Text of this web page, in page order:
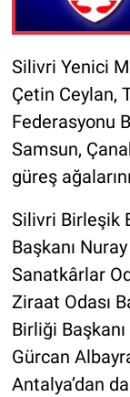
Silivri Yenici
Çetin Ceylan,
Federasyonu
Samsun,
güreş
Silivri Birleşik
Başkanı
Sanatkârlar
Ziraat Odası
Birliği
Gürcan
Antalya’dan